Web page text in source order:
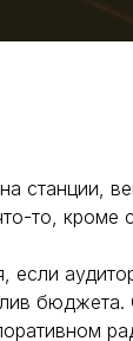
станции,
то, кроме
если